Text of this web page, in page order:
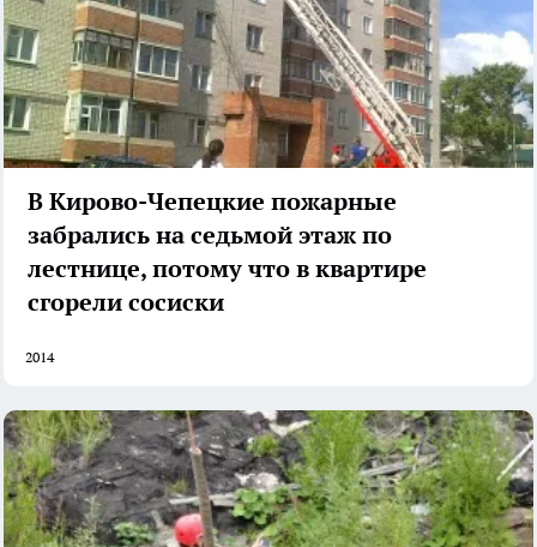
В Кирово-Чепецкие пожарные
забрались на седьмой этаж по
лестнице, потому что в квартире
сгорели сосиски
2014